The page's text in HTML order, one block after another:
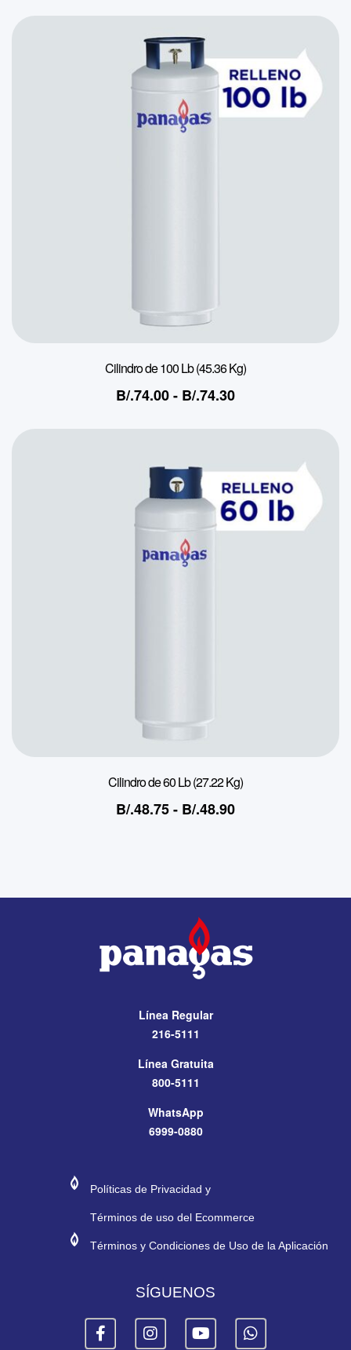
Cilindro de 100 Lb (45.36 Kg)
B/.74.00- B/.74.30
Cilindro de 60 Lb (27.22 Kg)
B/.48.75- B/.48.90
Políticas de Privacidad y
Términos de uso del Ecommerce
#E11E26
#272974
Términos y Condiciones de Uso de la Aplicación
SÍGUENOS
Línea Regular
216-5111
Línea Gratuita
800-5111
WhatsApp
6999-0880